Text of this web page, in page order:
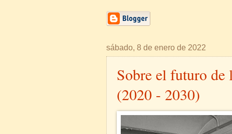
sábado, 8 de enero de 2022
Sobre el futuro de
(2020 - 2030)